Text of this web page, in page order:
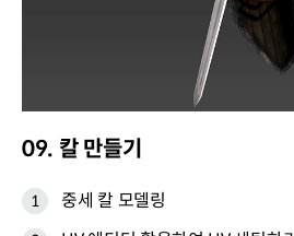
09. 칼 만들기
중세 칼 모델링